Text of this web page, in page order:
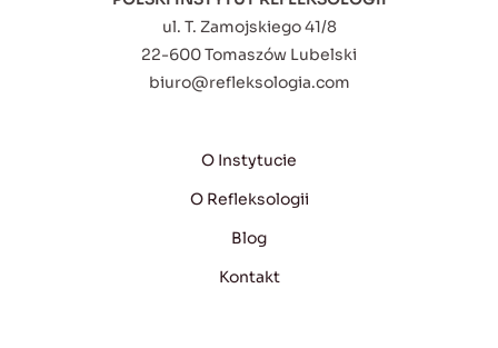
ul. T. Zamojskiego 41/8
22-600 Tomaszów Lubelski
biuro@refleksologia.com
O Instytucie
O Refleksologii
Blog
Kontakt